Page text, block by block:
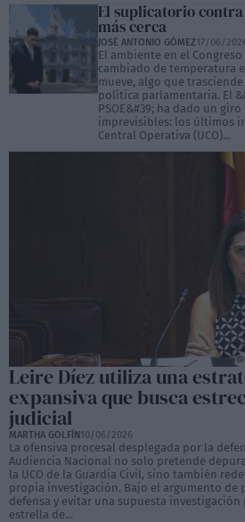
El suplicatorio
más cerca
JOSÉ ANTONIO GÓMEZ17/06/
El ambiente en el
cambiado de temperatura
mueve, algo que
política parlamentaria. El
PSOE&#39; ha dado un
imprevisibles: los últimos
Central Operativa (UCO)...
Leire Díez utiliza una
expansiva que busca
judicial
MARTHA GOLFÍN10/06/2026
La ofensiva procesal desplegada por la
Audiencia Nacional no solo pretende
la UCO de la Guardia Civil, sino también
propia investigación. Bajo el argumento de
defensa y evitar una supuesta
estrella de...